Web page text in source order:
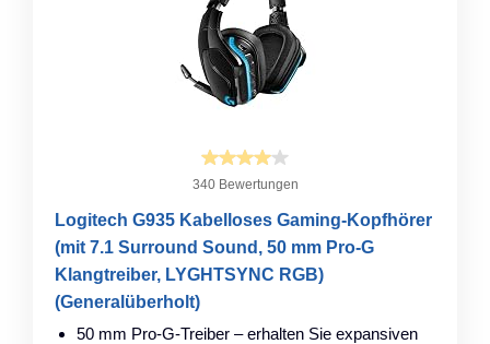
340 Bewertungen
Logitech G935 Kabelloses Gaming-Kopfhörer
(mit 7.1 Surround Sound, 50 mm Pro-G
Klangtreiber, LYGHTSYNC RGB)
(Generalüberholt)
50 mm Pro-G-Treiber – erhalten Sie expansiven